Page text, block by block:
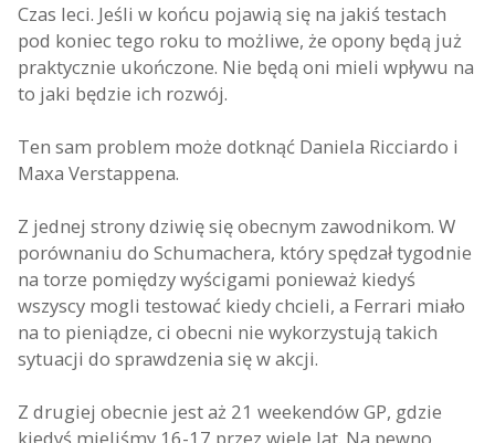
Czas leci. Jeśli w końcu pojawią się na jakiś testach
pod koniec tego roku to możliwe, że opony będą już
praktycznie ukończone. Nie będą oni mieli wpływu na
to jaki będzie ich rozwój.
Ten sam problem może dotknąć Daniela Ricciardo i
Maxa Verstappena.
Z jednej strony dziwię się obecnym zawodnikom. W
porównaniu do Schumachera, który spędzał tygodnie
na torze pomiędzy wyścigami ponieważ kiedyś
wszyscy mogli testować kiedy chcieli, a Ferrari miało
na to pieniądze, ci obecni nie wykorzystują takich
sytuacji do sprawdzenia się w akcji.
Z drugiej obecnie jest aż 21 weekendów GP, gdzie